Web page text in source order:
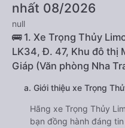
nhất 08/2026
null
🚌 1. Xe Trọng Thủy
LK34, Đ. 47, Khu đô thị
Giáp (Văn phòng Nha
a. Giới thiệu xe Trọng
Hãng xe Trọng Thủy
bạn đồng hành đáng